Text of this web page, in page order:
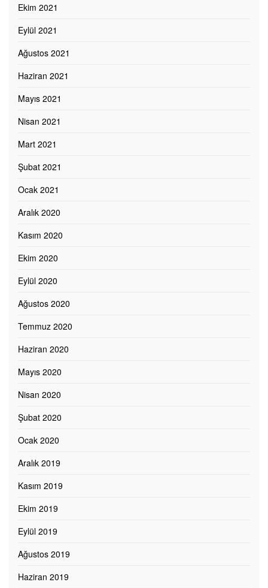
Ekim 2021
Eylül 2021
Ağustos 2021
Haziran 2021
Mayıs 2021
Nisan 2021
Mart 2021
Şubat 2021
Ocak 2021
Aralık 2020
Kasım 2020
Ekim 2020
Eylül 2020
Ağustos 2020
Temmuz 2020
Haziran 2020
Mayıs 2020
Nisan 2020
Şubat 2020
Ocak 2020
Aralık 2019
Kasım 2019
Ekim 2019
Eylül 2019
Ağustos 2019
Haziran 2019